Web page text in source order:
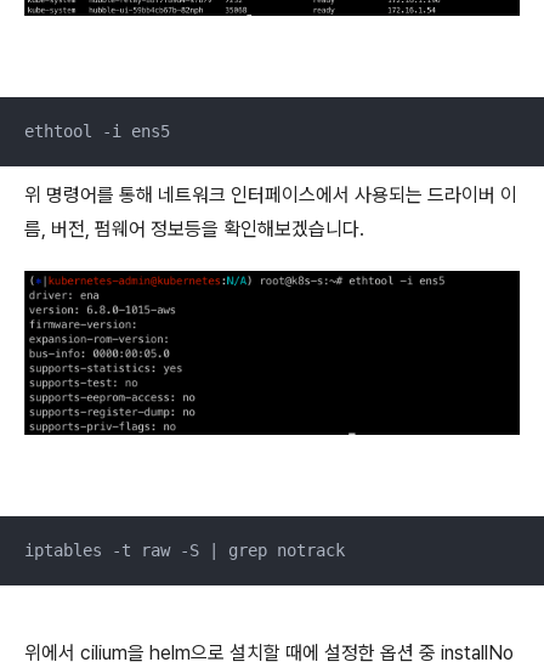
ethtool -i ens5
위 명령어를 통해 네트워크 인터페이스에서 사용되는 드라이버 이
름, 버전, 펌웨어 정보등을 확인해보겠습니다.
iptables -t raw -S | grep notrack
위에서 cilium을 helm으로 설치할 때에 설정한 옵션 중 installNo